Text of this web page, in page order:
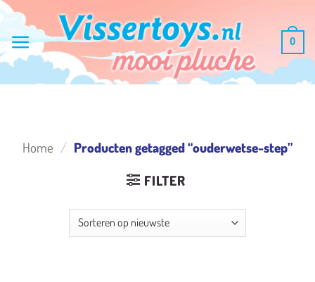
Ga
inhoud
0
Home / Producten getagged “ouderwetse-step”
FILTER